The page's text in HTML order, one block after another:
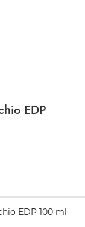
EDP
EDP 100 ml